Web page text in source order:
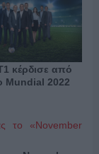
κέρδισε από
Mundial 2022